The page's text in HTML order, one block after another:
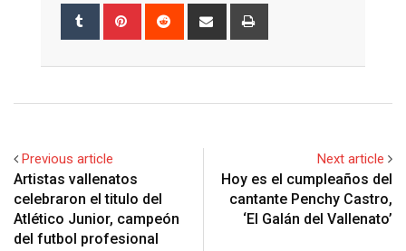
Tumblr Pinterest Reddit
Share
Previous article
Artistas vallenatos
celebraron el titulo del
Atlético Junior, campeón
del futbol profesional
Next article
Hoy es el cumpleaños del
cantante Penchy Castro,
‘El Galán del Vallenato’